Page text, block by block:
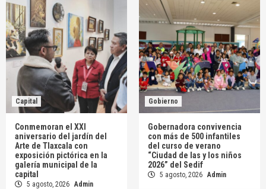
Capital
Conmemoran el XXI
aniversario del jardín del
Arte de Tlaxcala con
exposición pictórica en la
galería municipal de la
capital
5 agosto, 2026 Admin
Gobierno
Gobernadora convivencia
con más de 500 infantiles
del curso de verano
“Ciudad de las y los niños
2026” del Sedif
5 agosto, 2026 Admin